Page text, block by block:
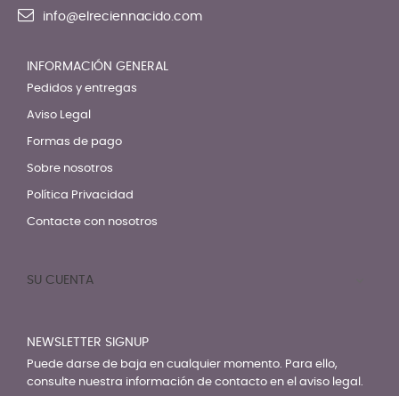
info@elreciennacido.com
INFORMACIÓN GENERAL
Pedidos y entregas
Aviso Legal
Formas de pago
Sobre nosotros
Política Privacidad
Contacte con nosotros
SU CUENTA
NEWSLETTER SIGNUP
Puede darse de baja en cualquier momento. Para ello,
consulte nuestra información de contacto en el aviso legal.